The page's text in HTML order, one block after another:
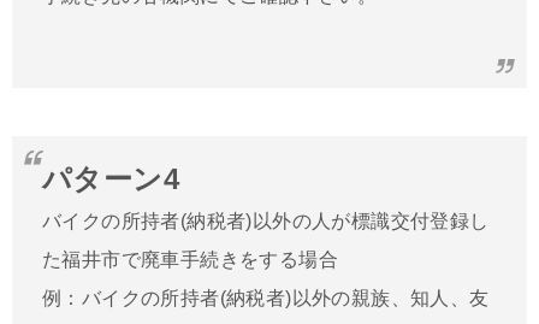
パターン4
バイクの所持者(納税者)以外の人が標識交付登録し
た福井市で廃車手続きをする場合
例：バイクの所持者(納税者)以外の親族、知人、友